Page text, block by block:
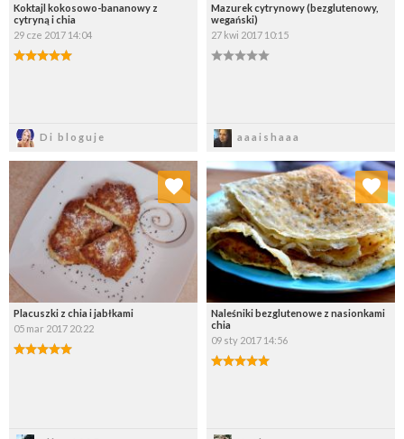
Koktajl kokosowo-bananowy z
cytryną i chia
29 cze 2017 14:04
Di bloguje
Mazurek cytrynowy (bezglutenowy,
wegański)
27 kwi 2017 10:15
aaaishaaa
Placuszki z chia i jabłkami
05 mar 2017 20:22
Dodaj do ulubionych
Wybierz listę:
Naleśniki bezglutenowe z nasionkami
chia
09 sty 2017 14:56
Dodaj do ulubionych
Wybierz listę: